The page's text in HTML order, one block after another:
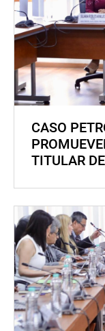
CASO
TITULAR